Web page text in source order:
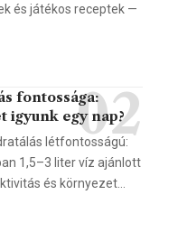
és játékos receptek —
fontossága:
igyunk egy nap?
létfontosságú:
1,5–3 liter víz ajánlott
és környezet…